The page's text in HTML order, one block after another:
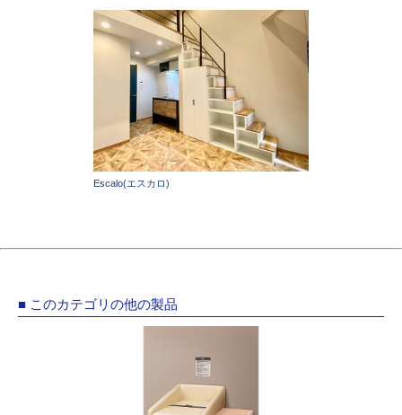
Escalo(エスカロ)
■ このカテゴリの他の製品